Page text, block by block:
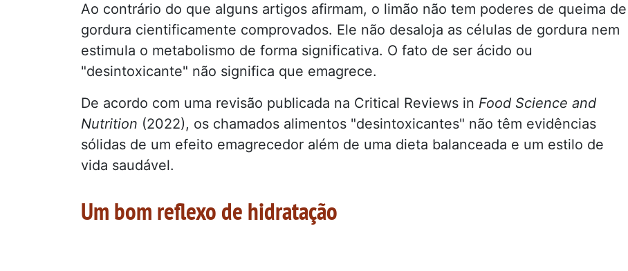
Ao contrário do que alguns artigos afirmam, o limão não tem poderes de queima de
gordura cientificamente comprovados. Ele não desaloja as células de gordura nem
estimula o metabolismo de forma significativa. O fato de ser ácido ou
"desintoxicante" não significa que emagrece.
De acordo com uma revisão publicada na Critical Reviews in Food Science and
Nutrition (2022), os chamados alimentos "desintoxicantes" não têm evidências
sólidas de um efeito emagrecedor além de uma dieta balanceada e um estilo de
vida saudável.
Um bom reflexo de hidratação